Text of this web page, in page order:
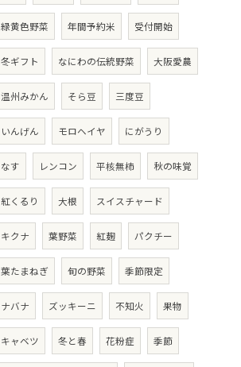
緑黄色野菜 年間予約米 受付開始
冬ギフト なにわの伝統野菜 大阪愛農
温州みかん そら豆 三度豆
いんげん モロヘイヤ にがうり
なす レンコン 平核無柿 秋の味覚
紅くるり 大根 スイスチャード
キクナ 葉野菜 紅麹 パクチー
葉たまねぎ 旬の野菜 季節限定
ナバナ ズッキーニ 不知火 果物
キャベツ 冬と春 花粉症 季節